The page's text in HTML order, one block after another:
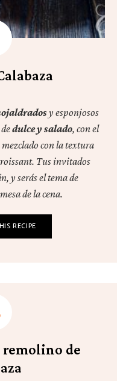
y esponjosos
dulce y salado, con el
mezclado con la textura
Tus invitados
y serás el tema de
de la cena.
RECIPE
remolino de